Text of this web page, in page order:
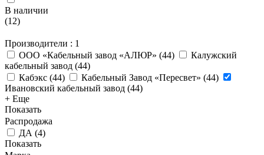
В наличии
(12)
Производители : 1
ООО «Кабельный завод «АЛЮР» (44)
Калужский
кабельный завод (44)
Кабэкс (44) Кабельный Завод «Пересвет» (44)
Ивановский кабельный завод (44)
+ Еще
Показать
Распродажа
ДА (4)
Показать